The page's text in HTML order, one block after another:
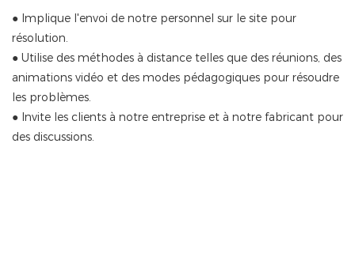
● Implique l'envoi de notre personnel sur le site pour
résolution.
● Utilise des méthodes à distance telles que des réunions, des
animations vidéo et des modes pédagogiques pour résoudre
les problèmes.
● Invite les clients à notre entreprise et à notre fabricant pour
des discussions.